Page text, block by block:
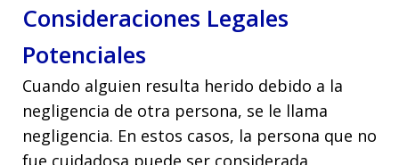
Consideraciones Legales
Potenciales
Cuando alguien resulta herido debido a la
negligencia de otra persona, se le llama
negligencia. En estos casos, la persona que no
fue cuidadosa puede ser considerada